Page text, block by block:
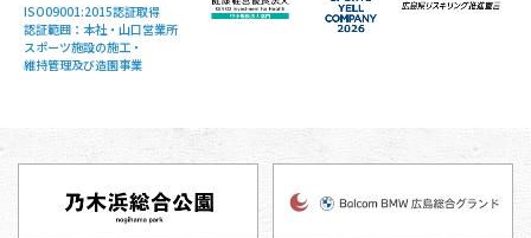
ISO09001:2015認証取得
認証範囲：本社・山口営業所
スポーツ施設の施工・
維持管理及び造園事業